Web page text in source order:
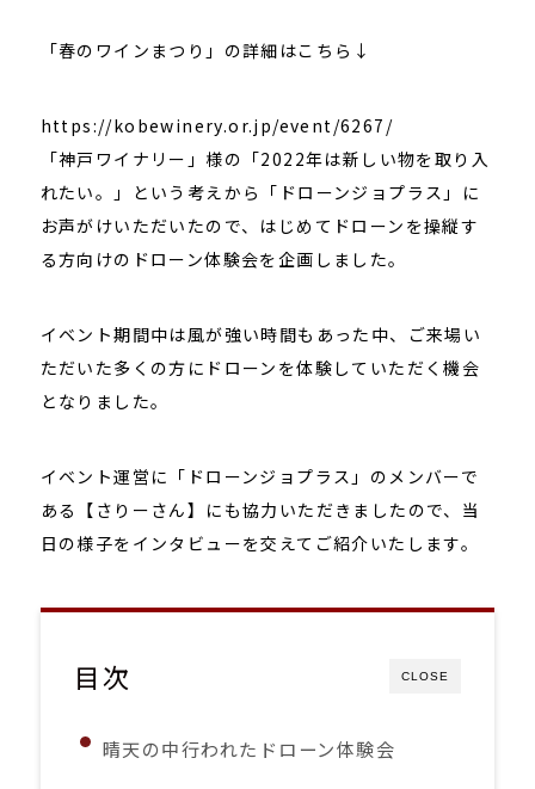
「春のワインまつり」の詳細はこちら↓
https://kobewinery.or.jp/event/6267/
「神戸ワイナリー」様の「2022年は新しい物を取り入
れたい。」という考えから「ドローンジョプラス」に
お声がけいただいたので、はじめてドローンを操縦す
る方向けのドローン体験会を企画しました。
イベント期間中は風が強い時間もあった中、ご来場い
ただいた多くの方にドローンを体験していただく機会
となりました。
イベント運営に「ドローンジョプラス」のメンバーで
ある【さりーさん】にも協力いただきましたので、当
日の様子をインタビューを交えてご紹介いたします。
CLOSE
目次
晴天の中行われたドローン体験会